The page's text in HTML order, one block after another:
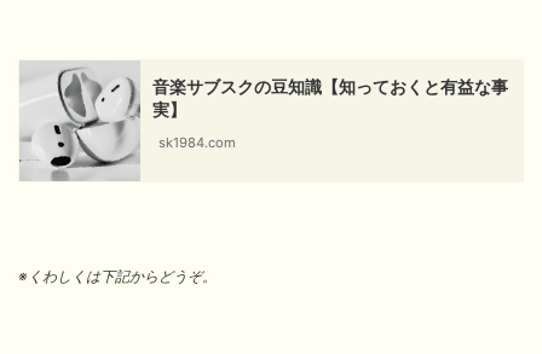
音楽サブスクの豆知識【知っておくと有益な事
実】
sk1984.com
※くわしくは下記からどうぞ。